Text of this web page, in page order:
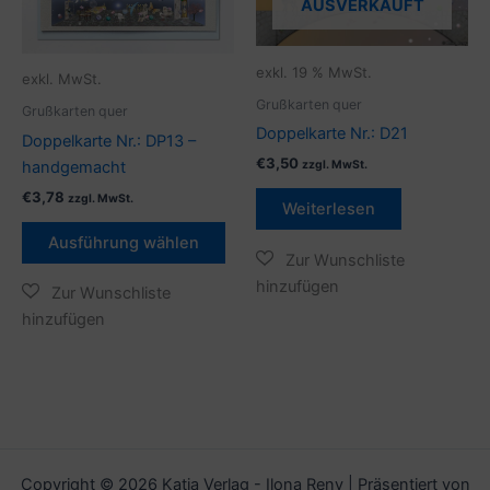
exkl. MwSt.
Grußkarten quer
Doppelkarte Nr.: DP13 –
handgemacht
€3,78 zzgl. MwSt.
Ausführung wählen
Optionen
können
Produktseite
gewählt
werden
AUSVERKAUFT
exkl. 19 % MwSt.
Grußkarten quer
Doppelkarte Nr.: D21
€3,50 zzgl. MwSt.
Weiterlesen
Copyright © 2026 Katja Verlag - Ilona Reny | Präsentiert von